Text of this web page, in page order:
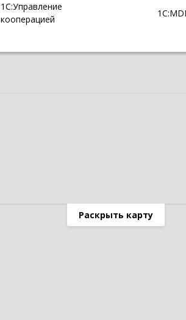
1С:Управление
кооперацией
Раскрыть карту